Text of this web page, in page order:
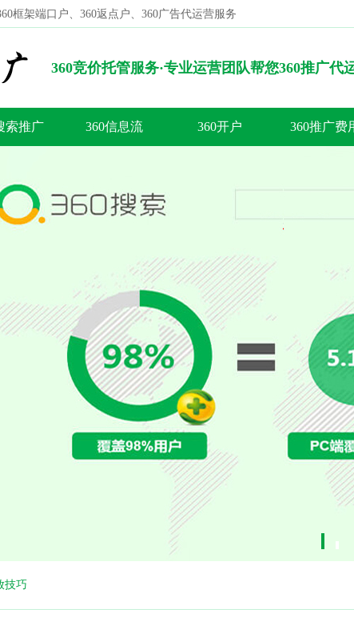
框架端口户、360返点户、360广告代运营服务
360竞价托管服务·专业运营团队帮您360推广代
搜索
索推广 360信息流 360开户 360推广费
技巧